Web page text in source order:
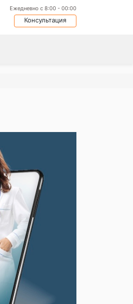
Ежедневно с 8:00 - 00:00
Консультация